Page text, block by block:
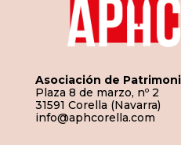
Asociación de
Plaza 8 de marzo, nº 2
31591 Corella (Navarra)
info@aphcorella.com